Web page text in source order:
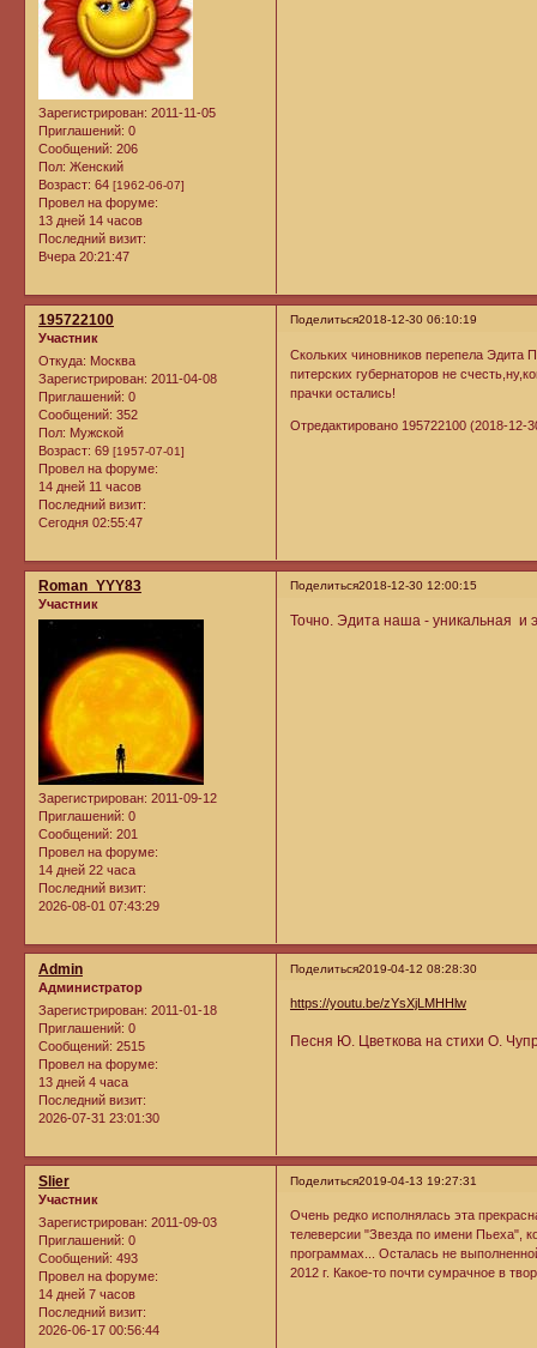
Зарегистрирован: 2011-11-05
Приглашений: 0
Сообщений: 206
Пол: Женский
Возраст: 64 [1962-06-07]
Провел на форуме:
13 дней 14 часов
Последний визит:
Вчера 20:21:47
Поделиться2018-12-30 06:10:19
195722100
Участник
Откуда: Москва
Зарегистрирован: 2011-04-08
Приглашений: 0
Сообщений: 352
Пол: Мужской
Возраст: 69 [1957-07-01]
Провел на форуме:
14 дней 11 часов
Последний визит:
Сегодня 02:55:47
Скольких чиновников перепела
питерских губернаторов не
прачки остались!
Отредактировано 195722100 (2018-12-
Поделиться2018-12-30 12:00:15
Roman_YYY83
Участник
Зарегистрирован: 2011-09-12
Приглашений: 0
Сообщений: 201
Провел на форуме:
14 дней 22 часа
Последний визит:
2026-08-01 07:43:29
Точно. Эдита наша - уникальная и
Поделиться2019-04-12 08:28:30
Admin
Администратор
Зарегистрирован: 2011-01-18
Приглашений: 0
Сообщений: 2515
Провел на форуме:
13 дней 4 часа
Последний визит:
2026-07-31 23:01:30
https://youtu.be/zYsXjLMHHlw
Песня Ю. Цветкова на стихи О.
Поделиться2019-04-13 19:27:31
Slier
Участник
Зарегистрирован: 2011-09-03
Приглашений: 0
Сообщений: 493
Провел на форуме:
14 дней 7 часов
Последний визит:
2026-06-17 00:56:44
Очень редко исполнялась эта
телеверсии "Звезда по имени Пьеха",
программах... Осталась не
2012 г. Какое-то почти сумрачное в